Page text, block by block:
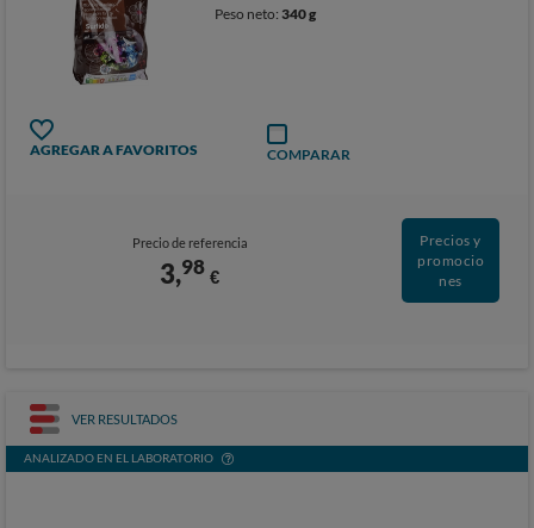
Peso neto:340 g
AGREGAR A FAVORITOS COMPARAR
Precio de referencia
3,98 €
Precios y
promocio
nes
VER RESULTADOS
ANALIZADO EN EL LABORATORIO